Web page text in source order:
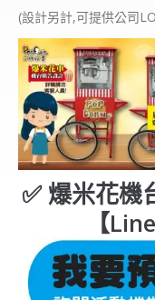
(設計另計,可提供公司
✅ 爆米花機
【